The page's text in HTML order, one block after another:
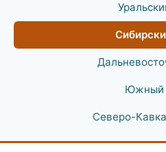
Южный
Северо-